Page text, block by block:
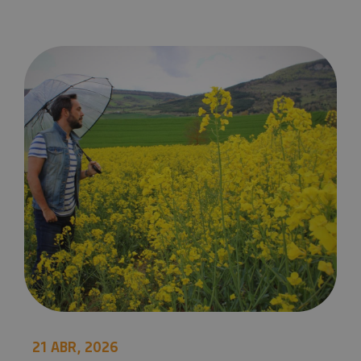
Puente de mayo en Navarra
21 ABR, 2026